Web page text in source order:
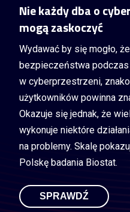
Nie każdy dba o
mogą zaskoczyć
Wydawać by się mogło,
bezpieczeństwa
w cyberprzestrzeni,
użytkowników powinna
Okazuje się jednak, że
wykonuje niektóre
na problemy. Skalę
Polskę badania Biostat.
SPRAWDŹ